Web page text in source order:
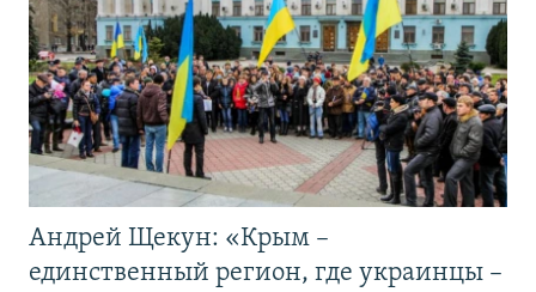
Андрей Щекун: «Крым –
единственный регион, где украинцы –